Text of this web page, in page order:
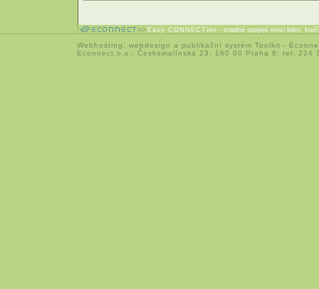
Easy CONNECTion - snadné spojení mezi lidmi,
Webhosting webdesign a publikační systém Toolkit -
Econnect,o.s.; Českomalínská 23; 160 00 Praha 6; tel: 224